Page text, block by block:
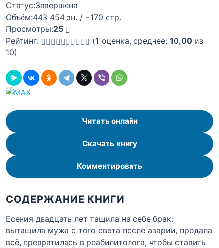
Статус:Завершена
Объём:443 454 зн. / ~170 стр.
Просмотры:25
Рейтинг:
(1 оценка, среднее: 10,00 из
10)
Читать онлайн
Скачать книгу
Комментировать
СОДЕРЖАНИЕ КНИГИ
Есения двадцать лет тащила на себе брак:
вытащила мужа с того света после аварии, продала
всё, превратилась в реабилитолога, чтобы ставить